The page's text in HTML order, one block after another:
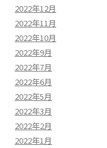
2022年12月
2022年11月
2022年10月
2022年9月
2022年7月
2022年6月
2022年5月
2022年3月
2022年2月
2022年1月